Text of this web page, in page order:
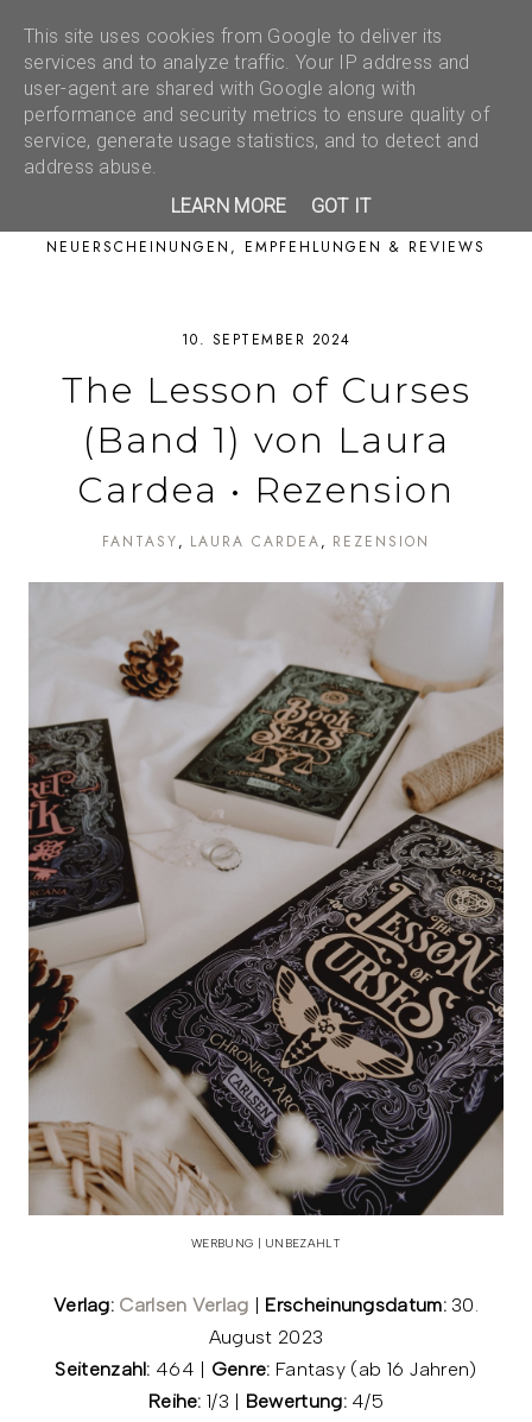
NEUERSCHEINUNGEN, EMPFEHLUNGEN & REVIEWS
10. SEPTEMBER 2024
The Lesson of Curses
(Band 1) von Laura
Cardea • Rezension
FANTASY LAURA CARDEA REZENSION
WERBUNG | UNBEZAHLT
Verlag: Carlsen Verlag Erscheinungsdatum: 30.
August 2023
Seitenzahl: 464 | Genre: Fantasy (ab 16 Jahren)
Reihe:1/3 | Bewertung: 4/5
This site uses cookies from Google to deliver its
services and to analyze traffic. Your IP address and
user-agent are shared with Google along with
performance and security metrics to ensure quality of
service, generate usage statistics, and to detect and
address abuse.
LEARN MORE
GOT IT